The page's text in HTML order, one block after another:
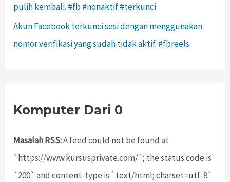
pulih kembali. #fb #nonaktif #terkunci
Akun Facebook terkunci sesi dengan menggunakan
nomor verifikasi yang sudah tidak aktif. #fbreels
Komputer Dari 0
Masalah RSS:A feed could not be found at
`https://www.kursusprivate.com/`; the status code is
`200` and content-type is `text/html; charset=utf-8`